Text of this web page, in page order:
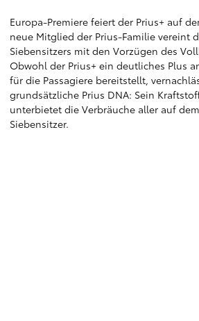
Europa-Premiere feiert der Prius+ auf
neue Mitglied der Prius-Familie vereint
Siebensitzers mit den Vorzügen des
Obwohl der Prius+ ein deutliches Plus
für die Passagiere bereitstellt,
grundsätzliche Prius DNA: Sein
unterbietet die Verbräuche aller auf
Siebensitzer.